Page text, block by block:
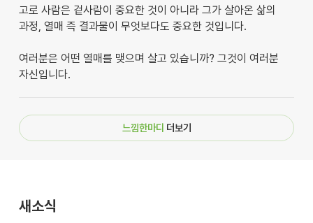
고로 사람은 겉사람이 중요한 것이 아니라 그가 살아온 삶의
과정, 열매 즉 결과물이 무엇보다도 중요한 것입니다.
여러분은 어떤 열매를 맺으며 살고 있습니까? 그것이 여러분
자신입니다.
느낌한마디 더보기
새소식